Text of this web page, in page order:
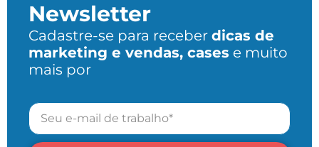
Newsletter
Cadastre-se para receber dicas de
marketing e vendas, cases e muito
mais por